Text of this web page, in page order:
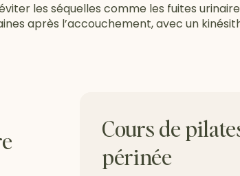
les séquelles comme les fuites
après l’accouchement, avec un
Cours de
périnée